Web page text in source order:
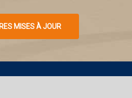
MISES À JOUR